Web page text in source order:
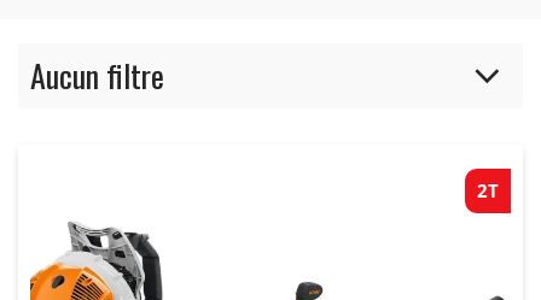
Aucun filtre
2T